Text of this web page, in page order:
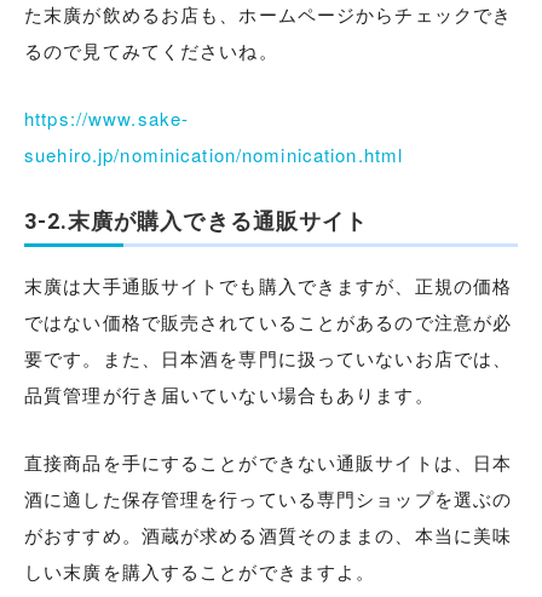
た末廣が飲めるお店も、ホームページからチェックでき
るので見てみてくださいね。
https://www.sake-
suehiro.jp/nominication/nominication.html
3-2.末廣が購入できる通販サイト
末廣は大手通販サイトでも購入できますが、正規の価格
ではない価格で販売されていることがあるので注意が必
要です。また、日本酒を専門に扱っていないお店では、
品質管理が行き届いていない場合もあります。
直接商品を手にすることができない通販サイトは、日本
酒に適した保存管理を行っている専門ショップを選ぶの
がおすすめ。酒蔵が求める酒質そのままの、本当に美味
しい末廣を購入することができますよ。